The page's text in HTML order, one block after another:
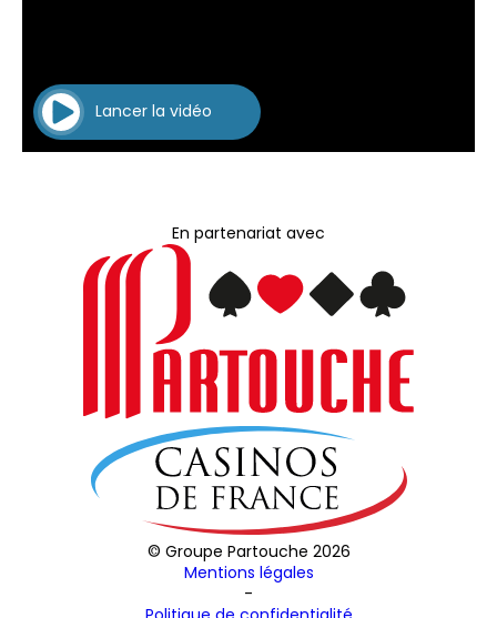
Lancer la vidéo
En partenariat avec
© Groupe Partouche 2026
Mentions légales
-